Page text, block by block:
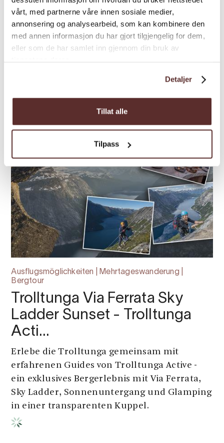
vårt, med partnerne våre innen sosiale medier,
annonsering og analysearbeid, som kan kombinere den
med annen informasjon du har gjort tilgjengelig for dem,
eller som de har samlet inn gjennom din bruk av
Detaljer
Tillat alle
Tilpass
ein spektakuläres Naturerlebnis, bei dem du
über dramatische Schluchten, steile
Berghänge und rauschende Wasserfälle in
der Landschaft rund um den Ringedalsvatnet
Ausflugsmöglichkeiten | Mehrtageswanderung |
Bergtour
Trolltunga Via Ferrata Sky
Ladder Sunset - Trolltunga
Acti…
Erlebe die Trolltunga gemeinsam mit
erfahrenen Guides von Trolltunga Active -
ein exklusives Bergerlebnis mit Via Ferrata,
Sky Ladder, Sonnenuntergang und Glamping
in einer transparenten Kuppel.